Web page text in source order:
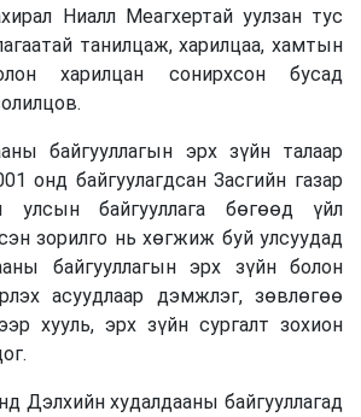
Ниалл Меагхертай уулзан тус
танилцаж, харилцаа, хамтын
харилцан сонирхсон бусад
байгууллагын эрх зүйн талаар
онд байгуулагдсан Засгийн газар
улсын байгууллага бөгөөд үйл
зорилго нь хөгжиж буй улсуудад
байгууллагын эрх зүйн болон
асуудлаар дэмжлэг, зөвлөгөө
хууль, эрх зүйн сургалт зохион
Дэлхийн худалдааны байгууллагад